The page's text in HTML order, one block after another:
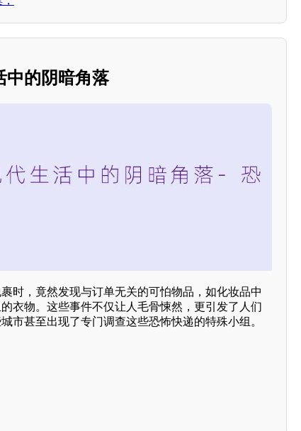
中的阴暗角落
时，竟然发现与订单无关的可怕物品，如化妆品中
衣物。这些事件不仅让人毛骨悚然，更引发了人们
市甚至出现了专门调查这些恐怖快递的特殊小组。